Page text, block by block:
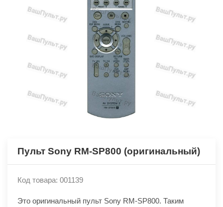
Пульт Sony RM-SP800 (оригинальный)
Код товара: 001139
Это оригинальный пульт Sony RM-SP800. Таким